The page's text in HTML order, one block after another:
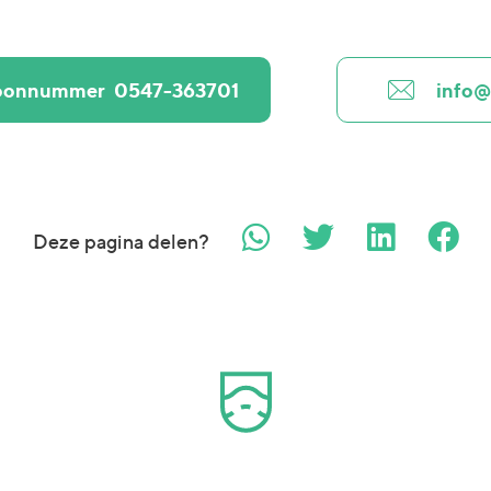
0547-363701
Deze pagina delen?